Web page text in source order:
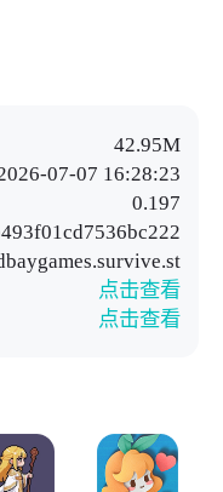
42.95M
07-07 16:28:23
0.197
点击查看
点击查看